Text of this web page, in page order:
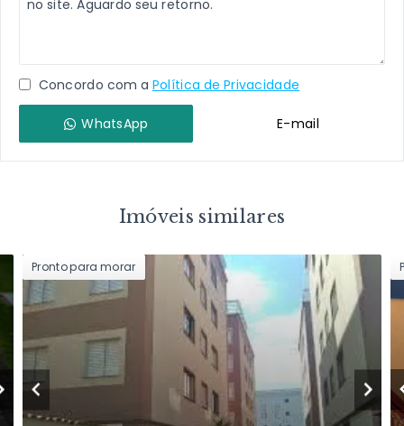
Concordo com a Política de Privacidade
WhatsApp E-mail
Imóveis similares
Pronto para morar